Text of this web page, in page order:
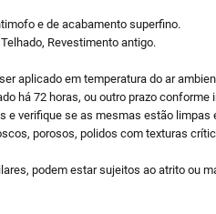
e de acabamento superfino.
Revestimento antigo.
aplicado em temperatura do ar
há 72 horas, ou outro prazo
e verifique se as mesmas estão limpas
porosos, polidos com texturas
podem estar sujeitos ao atrito ou